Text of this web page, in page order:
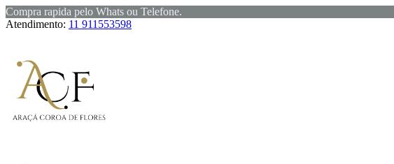
Compra rapida pelo Whats ou Telefone.
Atendimento: 11 911553598